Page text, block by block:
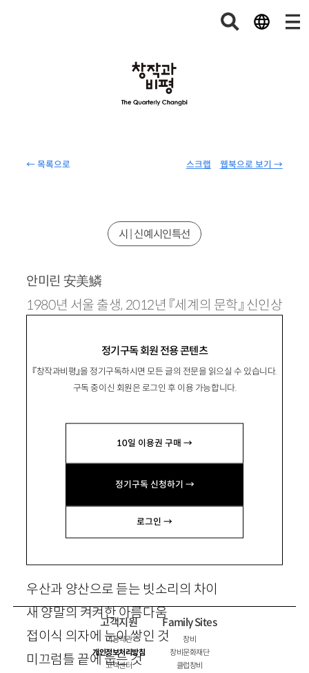
← 목록으로 웹북으로 보기 →
스크랩
정기구독 회원 전용 콘텐츠
『창작과비평』을 정기구독하시면 모든 글의 전문을 읽으실 수 있습니다.
구독 중이신 회원은 로그인 후 이용 가능합니다.
10일 이용권 구매 →
정기구독 신청하기 →
로그인 →
시 | 신예시인특선
안미린 安美鱗
1980년 서울 출생, 2012년 『세계의 문학』 신인상
분명 너의 이론
오늘은 신의 성별을 정하기로 할까
비밀스러운 목록을 완성했으니
우산과 양산으로 듣는 빗소리의 차이
새 양말의 켜켜한 아름다움
접이식 의자에 눈이 쌓인 것
미끄럼틀 끝에 눕는 것
고객지원
이용약관
개인정보처리방침
고객센터
Family Sites
창비
창비문화재단
클럽창비